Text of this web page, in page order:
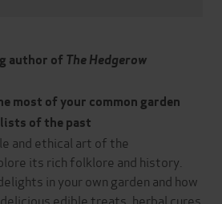
author of The Hedgerow
most of your common garden
of the past
and ethical art of the
its rich folklore and history.
in your own garden and how
edible treats, herbal cures